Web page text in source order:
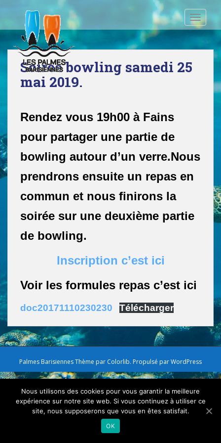
i
t
n
t
e
n
Soirée bowling samedi 25
mai 2019.
Rendez vous 19h00 à Fains
pour partager une partie de
bowling autour d’un verre.Nous
prendrons ensuite un repas en
commun et nous finirons la
soirée sur une deuxième partie
de bowling.
Inscription c’est ici
Voir les formules repas c’est ici
doc20171110230230 Télécharger
Palmes Barisiennes Thème par Colorlib. Propulsé parWordPress
Nous utilisons des cookies pour vous garantir la meilleure
expérience sur notre site web. Si vous continuez à utiliser ce
site, nous supposerons que vous en êtes satisfait.
OK